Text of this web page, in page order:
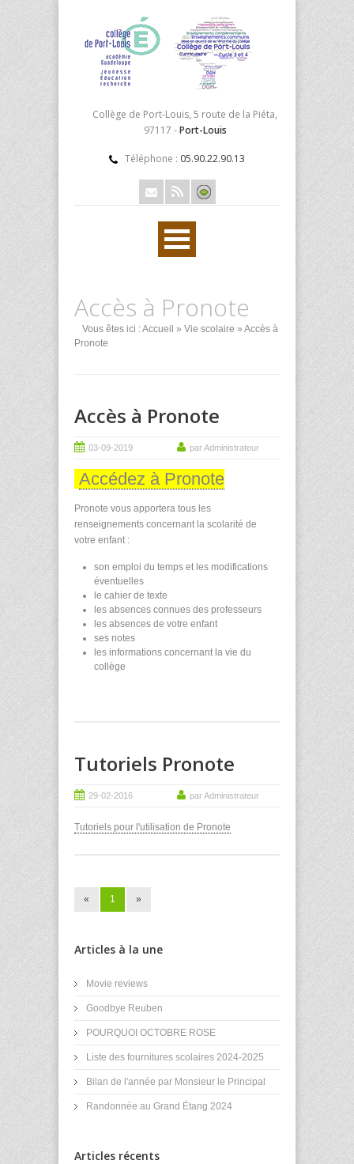
Collège de Port-Louis, 5 route de la Piéta,
97117 -Port-Louis
Téléphone : 05.90.22.90.13
Accès à Pronote
Vous êtes ici :Accueil » Vie scolaire » Accès à
Pronote
Accès à Pronote
03-09-2019 par Administrateur
Accédez à Pronote
Pronote vous apportera tous les
renseignements concernant la scolarité de
votre enfant :
son emploi du temps et les modifications
éventuelles
le cahier de texte
les absences connues des professeurs
les absences de votre enfant
ses notes
les informations concernant la vie du
collège
Tutoriels Pronote
29-02-2016 par Administrateur
Tutoriels pour l'utilisation de Pronote
« 1 »
Articles à la une
Movie reviews
Goodbye Reuben
POURQUOI OCTOBRE ROSE
Liste des fournitures scolaires 2024-2025
Bilan de l'année par Monsieur le Principal
Randonnée au Grand Étang 2024
Articles récents